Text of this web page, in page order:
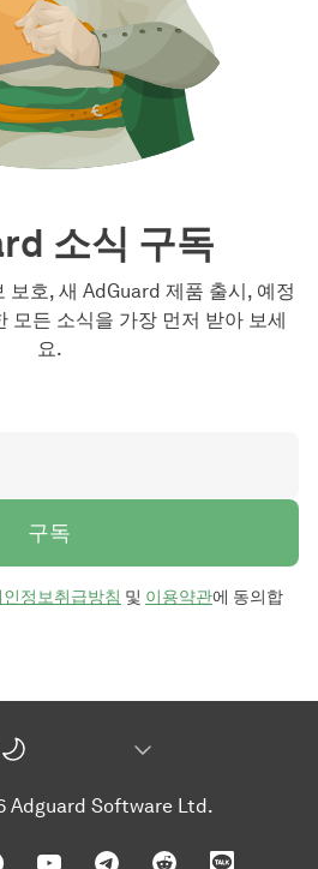
소식 구독
보호, 새 AdGuard 제품 출시, 예정
모든 소식을 가장 먼저 받아 보세
요.
구독
인정보취급방침 및 이용약관에 동의합
Adguard Software Ltd.